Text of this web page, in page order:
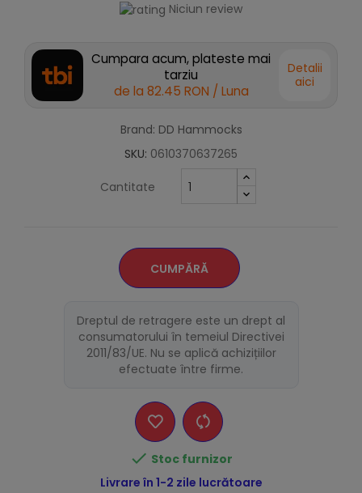
Niciun review
Cumpara acum, plateste mai
tarziu
de la 82.45 RON / Luna
Detalii
aici
Brand: DD Hammocks
SKU: 0610370637265
Cantitate
CUMPĂRĂ
Dreptul de retragere este un drept al
consumatorului în temeiul Directivei
2011/83/UE. Nu se aplică achizițiilor
efectuate între firme.
 Stoc furnizor
Livrare în 1-2 zile lucrătoare